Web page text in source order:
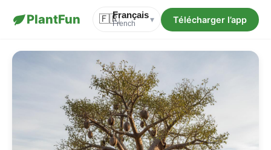
PlantFun 🇫🇷Français
French ▾ Télécharger l’app